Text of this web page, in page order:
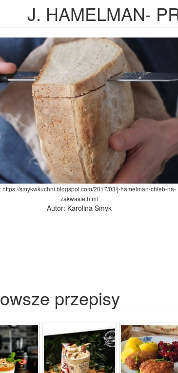
J. HAMELMAN-
https://smykwkuchni.blogspot.com/2017/03/j-hamelman-chleb-na-
zakwasie.html
Autor: Karolina Smyk
przepisy